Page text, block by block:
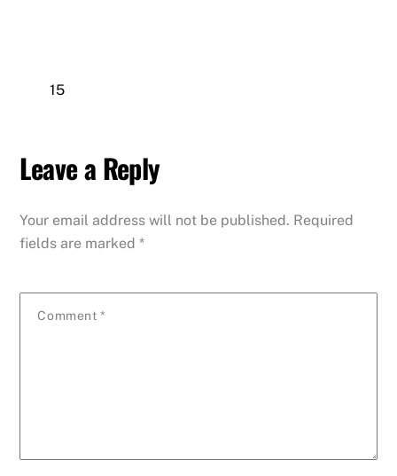
15
Leave a Reply
Your email address will not be published. Required
fields are marked*
Comment *